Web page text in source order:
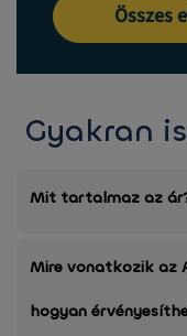
Összes
Gyakran
Mit tartalmaz az
Mire vonatkozik az
hogyan